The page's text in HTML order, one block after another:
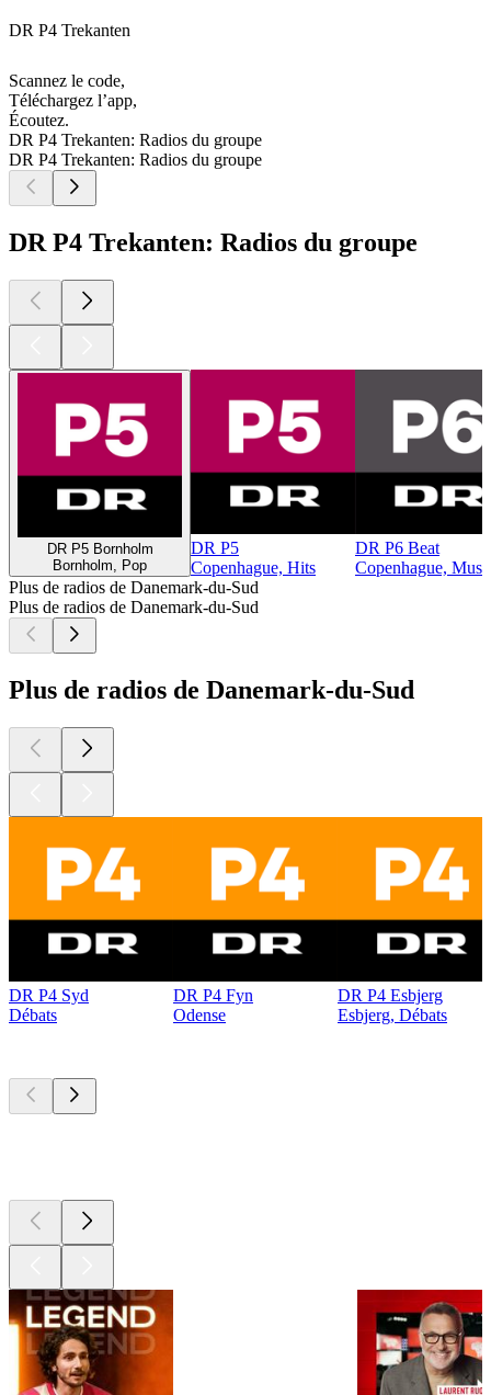
DR P4 Trekanten
Scannez le code,
Téléchargez l’app,
Écoutez.
DR P4 Trekanten: Radios du groupe
DR P4 Trekanten: Radios du groupe
DR P4 Trekanten: Radios du groupe
DR P5 Bornholm
Bornholm, Pop
DR P5
Copenhague, Hits
DR P6 Beat
Copenhague,
Plus de radios de Danemark-du-Sud
Plus de radios de Danemark-du-Sud
Plus de radios de Danemark-du-Sud
DR P4 Syd
Débats
DR P4 Fyn
Odense
DR P4 Esbjerg
Esbjerg, Débats